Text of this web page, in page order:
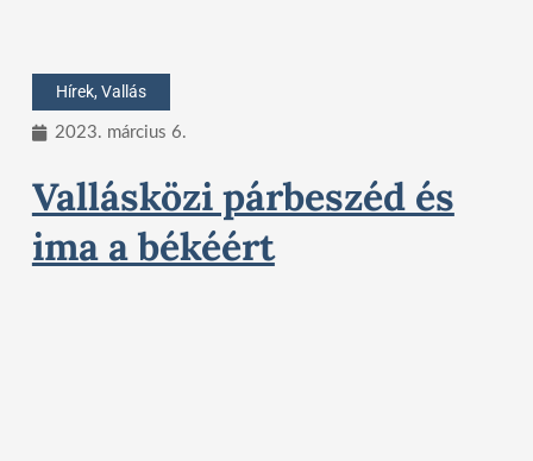
Hírek, Vallás
2023. március 6.
Vallásközi párbeszéd és
ima a békéért